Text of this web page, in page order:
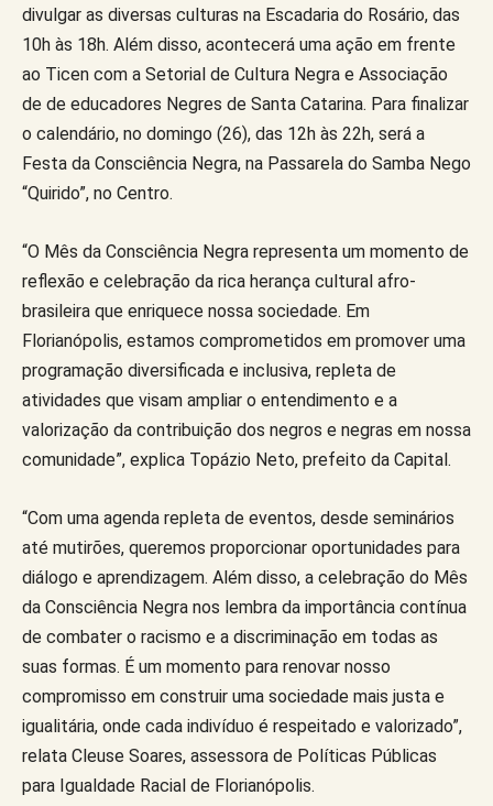
divulgar as diversas culturas na Escadaria do Rosário, das
10h às 18h. Além disso, acontecerá uma ação em frente
ao Ticen com a Setorial de Cultura Negra e Associação
de de educadores Negres de Santa Catarina. Para finalizar
o calendário, no domingo (26), das 12h às 22h, será a
Festa da Consciência Negra, na Passarela do Samba Nego
“Quirido”, no Centro.
“O Mês da Consciência Negra representa um momento de
reflexão e celebração da rica herança cultural afro-
brasileira que enriquece nossa sociedade. Em
Florianópolis, estamos comprometidos em promover uma
programação diversificada e inclusiva, repleta de
atividades que visam ampliar o entendimento e a
valorização da contribuição dos negros e negras em nossa
comunidade”, explica Topázio Neto, prefeito da Capital.
“Com uma agenda repleta de eventos, desde seminários
até mutirões, queremos proporcionar oportunidades para
diálogo e aprendizagem. Além disso, a celebração do Mês
da Consciência Negra nos lembra da importância contínua
de combater o racismo e a discriminação em todas as
suas formas. É um momento para renovar nosso
compromisso em construir uma sociedade mais justa e
igualitária, onde cada indivíduo é respeitado e valorizado”,
relata Cleuse Soares, assessora de Políticas Públicas
para Igualdade Racial de Florianópolis.